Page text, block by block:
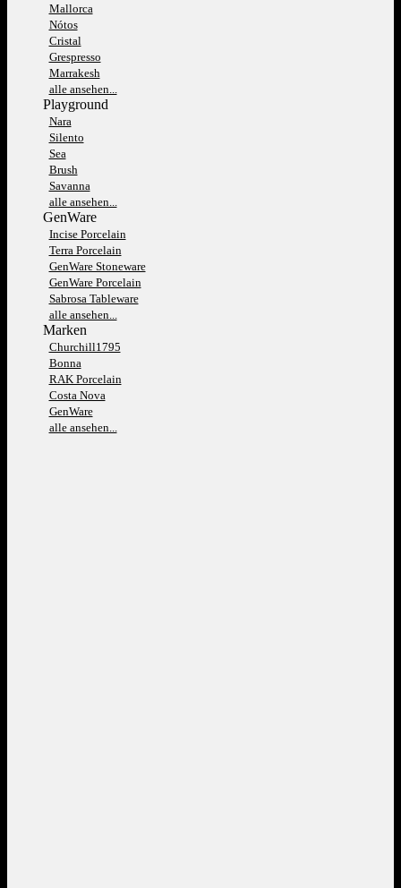
Mallorca
Nótos
Cristal
Grespresso
Marrakesh
alle ansehen...
Playground
Nara
Silento
Sea
Brush
Savanna
alle ansehen...
GenWare
Incise Porcelain
Terra Porcelain
GenWare Stoneware
GenWare Porcelain
Sabrosa Tableware
alle ansehen...
Marken
Churchill1795
Bonna
RAK Porcelain
Costa Nova
GenWare
alle ansehen...